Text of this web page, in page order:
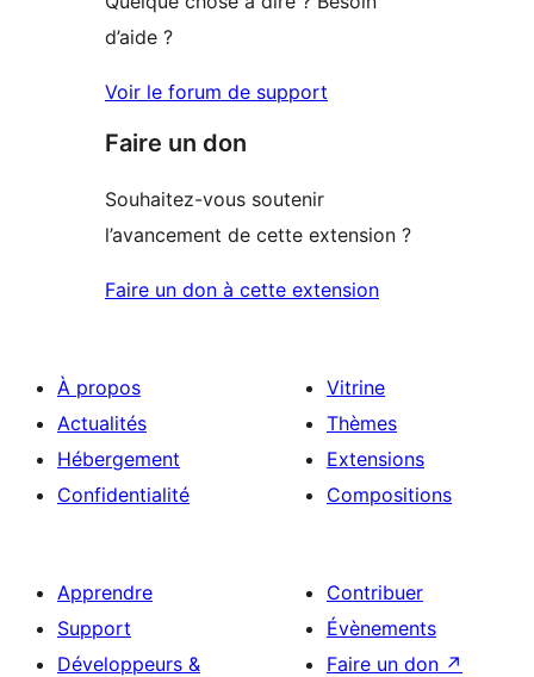
d’aide ?
Voir le forum de support
Faire un don
Souhaitez-vous soutenir
l’avancement de cette extension ?
Faire un don à cette extension
À propos
Actualités
Hébergement
Confidentialité
Vitrine
Thèmes
Extensions
Compositions
Apprendre
Support
Développeurs &
Contribuer
Évènements
Faire un don ↗